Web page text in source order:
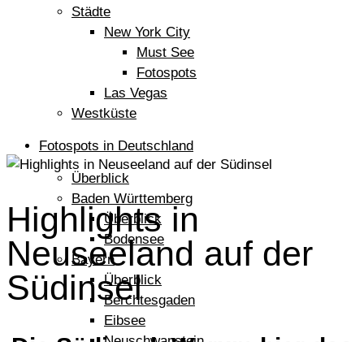
Städte
New York City
Must See
Fotospots
Las Vegas
Westküste
Fotospots in Deutschland
Überblick
Baden Württemberg
Überblick
Bodensee
Bayern
Überblick
Berchtesgaden
Eibsee
Highlights in
Neuseeland auf der
Südinsel